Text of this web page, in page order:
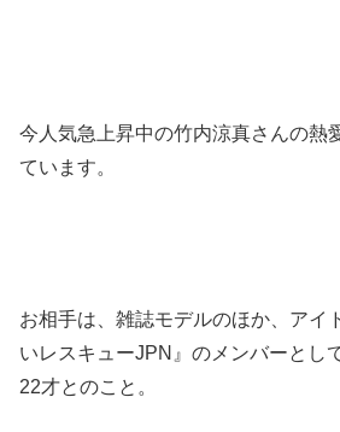
今人気急上昇中の竹内涼真さんの熱
ています。
お相手は、雑誌モデルのほか、アイ
いレスキューJPN』のメンバーとし
22才とのこと。